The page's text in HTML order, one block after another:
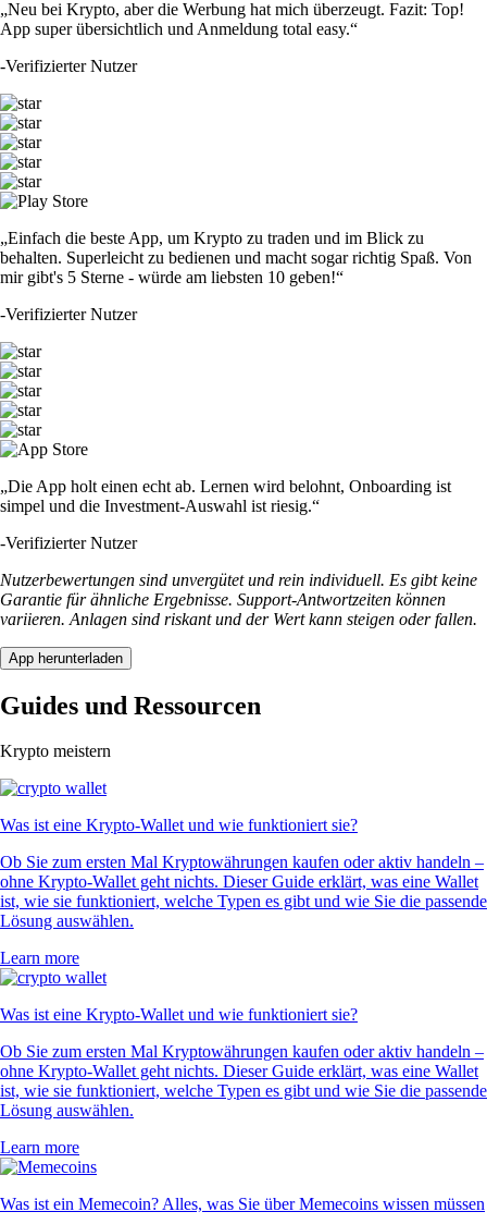
„Neu bei Krypto, aber die Werbung hat mich überzeugt. Fazit: Top!
App super übersichtlich und Anmeldung total easy.“
-Verifizierter Nutzer
„Einfach die beste App, um Krypto zu traden und im Blick zu
behalten. Superleicht zu bedienen und macht sogar richtig Spaß. Von
mir gibt's 5 Sterne - würde am liebsten 10 geben!“
-Verifizierter Nutzer
„Die App holt einen echt ab. Lernen wird belohnt, Onboarding ist
simpel und die Investment-Auswahl ist riesig.“
-Verifizierter Nutzer
Nutzerbewertungen sind unvergütet und rein individuell. Es gibt keine
Garantie für ähnliche Ergebnisse. Support-Antwortzeiten können
variieren. Anlagen sind riskant und der Wert kann steigen oder fallen.
App herunterladen
Guides und Ressourcen
Krypto meistern
Was ist eine Krypto-Wallet und wie funktioniert sie?
Ob Sie zum ersten Mal Kryptowährungen kaufen oder aktiv handeln –
ohne Krypto-Wallet geht nichts. Dieser Guide erklärt, was eine Wallet
ist, wie sie funktioniert, welche Typen es gibt und wie Sie die passende
Lösung auswählen.
Learn more
Was ist eine Krypto-Wallet und wie funktioniert sie?
Ob Sie zum ersten Mal Kryptowährungen kaufen oder aktiv handeln –
ohne Krypto-Wallet geht nichts. Dieser Guide erklärt, was eine Wallet
ist, wie sie funktioniert, welche Typen es gibt und wie Sie die passende
Lösung auswählen.
Learn more
Was ist ein Memecoin? Alles, was Sie über Memecoins wissen müssen